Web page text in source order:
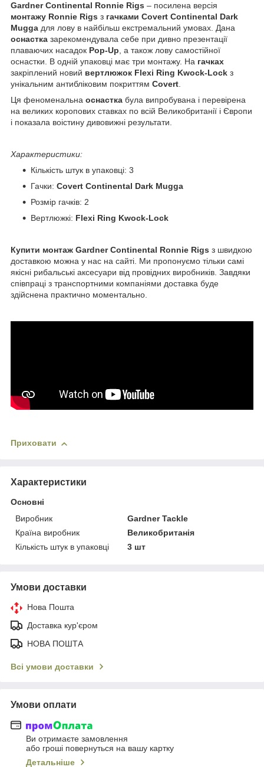
Gardner Continental Ronnie Rigs – посилена версія
монтажу Ronnie Rigs з гачками Covert Continental Dark
Mugga для лову в найбільш екстремальний умовах. Дана
оснастка зарекомендувала себе при дивно презентації
плаваючих насадок Pop-Up, а також лову самостійної
оснастки. В одній упаковці має три монтажу. На гачках
закріплений новий вертлюжок Flexi Ring Kwock-Lock з
унікальним антибліковим покриттям Covert.
Ця феноменальна оснастка була випробувана і перевірена
на великих коропових ставках по всій Великобританії і Європи
і показала воістину дивовижні результати.
Характеристики:
Кількість штук в упаковці: 3
Гачки: Covert Continental Dark Mugga
Розмір гачків: 2
Вертлюжкі: Flexi Ring Kwock-Lock
Купити монтаж Gardner Continental Ronnie Rigs з швидкою
доставкою можна у нас на сайті. Ми пропонуємо тільки самі
якісні рибальські аксесуари від провідних виробників. Завдяки
співпраці з транспортними компаніями доставка буде
здійснена практично моментально.
Приховати
Характеристики
Основні
Виробник
Gardner Tackle
Країна виробник
Великобританія
Кількість штук в упаковці
3 шт
Умови доставки
Нова Пошта
Доставка кур'єром
НОВА ПОШТА
Всі умови доставки
Умови оплати
Ви отримаєте замовлення
або гроші повернуться на вашу картку
Детальніше